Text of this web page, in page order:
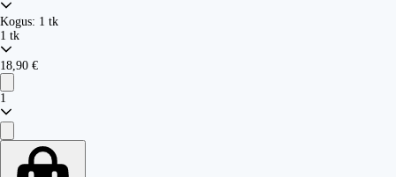
Kogus: 1 tk
1 tk
18,90 €
1